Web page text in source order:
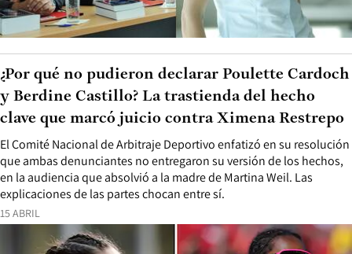
15 ABRIL
El Comité Nacional de Arbitraje Deportivo enfatizó en su resolución
que ambas denunciantes no entregaron su versión de los hechos,
en la audiencia que absolvió a la madre de Martina Weil. Las
explicaciones de las partes chocan entre sí.
¿Por qué no pudieron declarar Poulette Cardoch
y Berdine Castillo? La trastienda del hecho
clave que marcó juicio contra Ximena Restrepo